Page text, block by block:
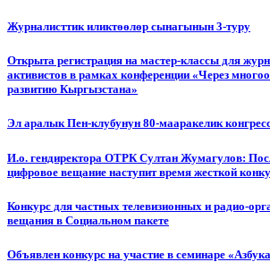
Журналисттик иликтөөлөр сынагынын 3-туру
Открыта регистрация на мастер-классы для
активистов в рамках конференции «Через
развитию Кыргызстана»
Эл аралык Пен-клубунун 80-мааракелик
И.о. гендиректора ОТРК Султан Жумагулов:
цифровое вещание наступит время жесткой
Конкурс для частных телевизионных и радио-
вещания в Социальном пакете
Объявлен конкурс на участие в семинаре